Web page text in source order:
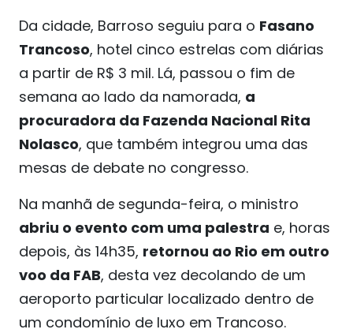
Da cidade, Barroso seguiu para o Fasano
Trancoso, hotel cinco estrelas com diárias
a partir de R$ 3 mil. Lá, passou o fim de
semana ao lado da namorada, a
procuradora da Fazenda Nacional Rita
Nolasco, que também integrou uma das
mesas de debate no congresso.
Na manhã de segunda-feira, o ministro
abriu o evento com uma palestra e, horas
depois, às 14h35, retornou ao Rio em outro
voo da FAB, desta vez decolando de um
aeroporto particular localizado dentro de
um condomínio de luxo em Trancoso.